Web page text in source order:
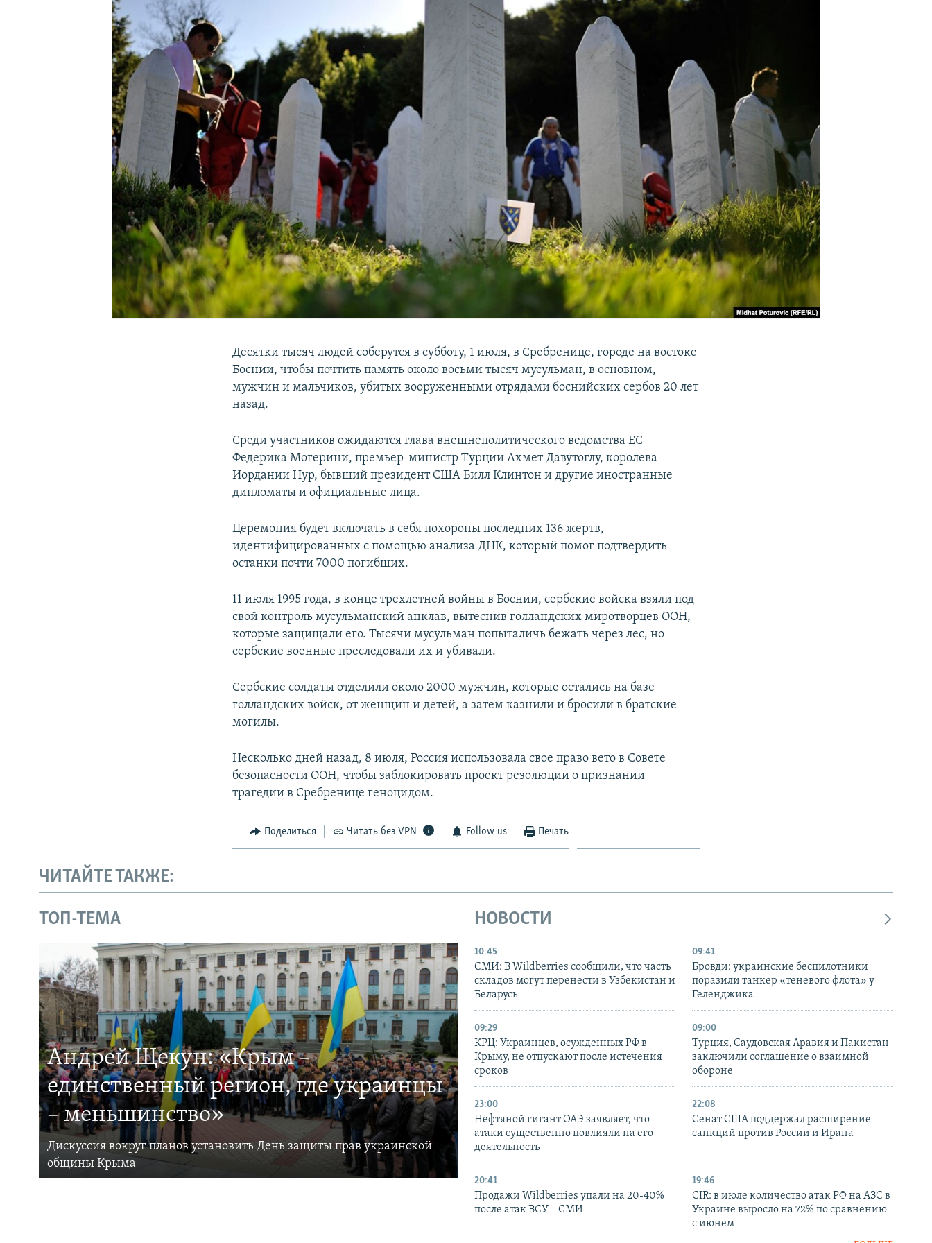
КРЫМ.НЕПОКОРЕННЫЙ
УКРАИНСКАЯ ПРОБЛЕМА КРЫМА
Десятки тысяч людей соберутся в субботу, 1 июля, в Сребренице, городе на востоке
Боснии, чтобы почтить память около восьми тысяч мусульман, в основном,
мужчин и мальчиков, убитых вооруженными отрядами боснийских сербов 20 лет
назад.
Среди участников ожидаются глава внешнеполитического ведомства ЕС
Федерика Могерини, премьер-министр Турции Ахмет Давутоглу, королева
Иордании Нур, бывший президент США Билл Клинтон и другие иностранные
дипломаты и официальные лица.
Церемония будет включать в себя похороны последних 136 жертв,
идентифицированных с помощью анализа ДНК, который помог подтвердить
останки почти 7000 погибших.
11 июля 1995 года, в конце трехлетней войны в Боснии, сербские войска взяли под
свой контроль мусульманский анклав, вытеснив голландских миротворцев ООН,
которые защищали его. Тысячи мусульман попыталичь бежать через лес, но
сербские военные преследовали их и убивали.
Сербские солдаты отделили около 2000 мужчин, которые остались на базе
голландских войск, от женщин и детей, а затем казнили и бросили в братские
могилы.
Несколько дней назад, 8 июля, Россия использовала свое право вето в Совете
безопасности ООН, чтобы заблокировать проект резолюции о признании
трагедии в Сребренице геноцидом.
Поделиться Читать без VPN Follow us Печать
ЧИТАЙТЕ ТАКЖЕ:
ТОП-ТЕМА
Андрей Щекун: «Крым –
единственный регион, где украинцы
– меньшинство»
Дискуссия вокруг планов установить День защиты прав украинской
общины Крыма
НОВОСТИ
10:45
СМИ: В Wildberries сообщили, что часть
складов могут перенести в Узбекистан и
Беларусь
09:41
Бровди: украинские беспилотники
поразили танкер «теневого флота» у
Геленджика
09:29
КРЦ: Украинцев, осужденных РФ в
Крыму, не отпускают после истечения
сроков
09:00
Турция, Саудовская Аравия и Пакистан
заключили соглашение о взаимной
обороне
23:00
Нефтяной гигант ОАЭ заявляет, что
атаки существенно повлияли на его
деятельность
22:08
Сенат США поддержал расширение
санкций против России и Ирана
20:41
Продажи Wildberries упали на 20-40%
после атак ВСУ – СМИ
19:46
CIR: в июле количество атак РФ на АЗС в
Украине выросло на 72% по сравнению
с июнем